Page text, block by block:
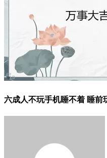
六成人不玩手机睡不着 睡前